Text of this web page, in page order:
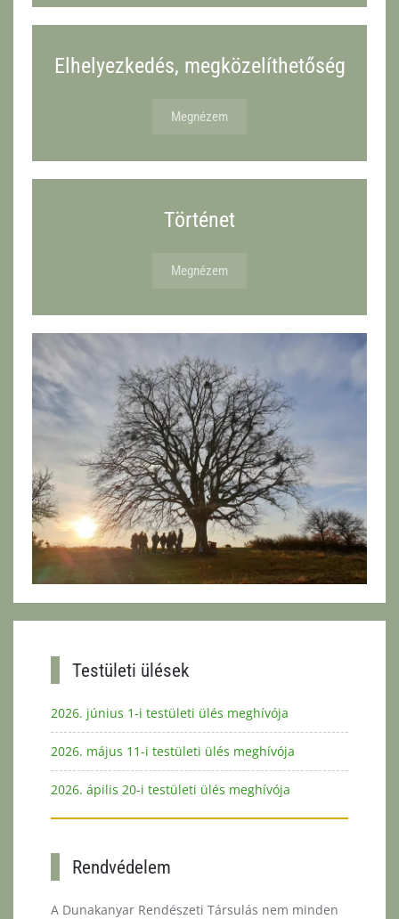
Elhelyezkedés, megközelíthetőség
Megnézem
Történet
Megnézem
Testületi ülések
2026. június 1-i testületi ülés meghívója
2026. május 11-i testületi ülés meghívója
2026. ápilis 20-i testületi ülés meghívója
Rendvédelem
A Dunakanyar Rendészeti Társulás nem minden